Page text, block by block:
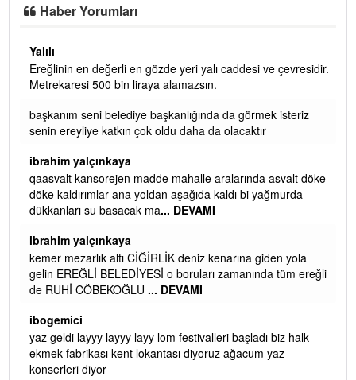
Haber Yorumları
Yalılı
Ereğlinin en değerli en gözde yeri yalı caddesi ve çevresidir.
Metrekaresi 500 bin liraya alamazsın.
başkanım seni belediye başkanlığında da görmek isteriz
senin ereyliye katkın çok oldu daha da olacaktır
ibrahim yalçınkaya
qaasvalt kansorejen madde mahalle aralarında asvalt döke
döke kaldırımlar ana yoldan aşağıda kaldı bi yağmurda
dükkanları su basacak ma... DEVAMI
ibrahim yalçınkaya
kemer mezarlık altı CİĞİRLİK deniz kenarına giden yola
gelin EREĞLİ BELEDİYESİ o boruları zamanında tüm ereğli
de RUHİ CÖBEKOĞLU ... DEVAMI
ibogemici
yaz geldi layyy layyy layy lom festivalleri başladı biz halk
ekmek fabrikası kent lokantası diyoruz ağacum yaz
konserleri diyor